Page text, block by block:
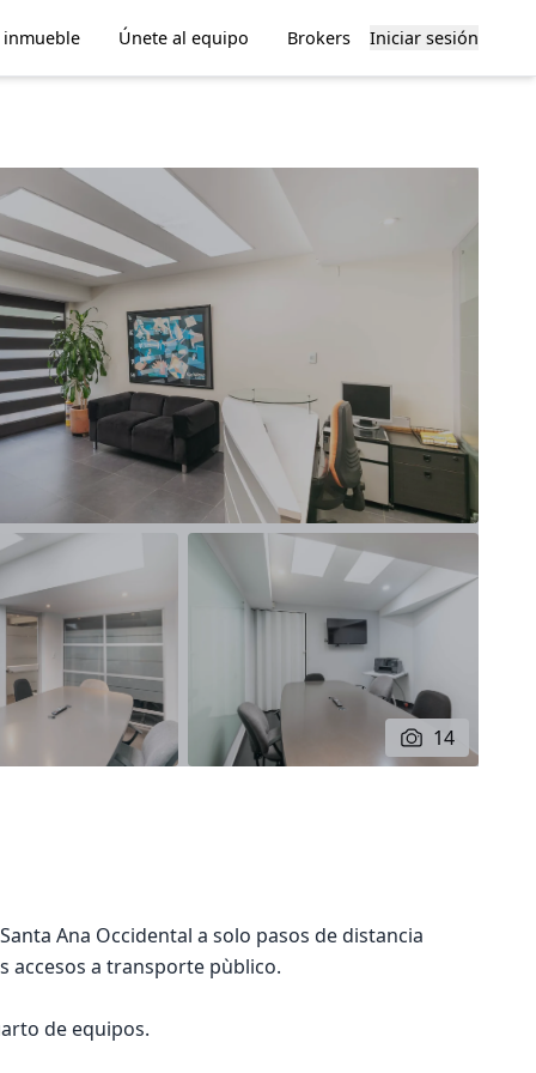
Únete al equipo Brokers Iniciar sesión
14
Ana Occidental a solo pasos de distancia
accesos a transporte pùblico.
de equipos.